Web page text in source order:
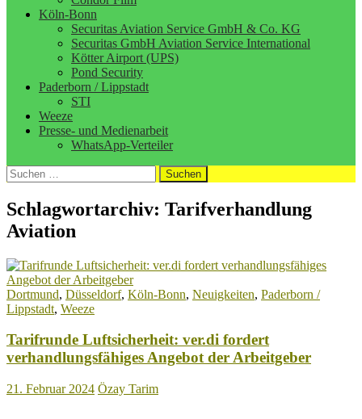
Köln-Bonn
Securitas Aviation Service GmbH & Co. KG
Securitas GmbH Aviation Service International
Kötter Airport (UPS)
Pond Security
Paderborn / Lippstadt
STI
Weeze
Presse- und Medienarbeit
WhatsApp-Verteiler
Suchen
nach:
Schlagwortarchiv: Tarifverhandlung
Aviation
Dortmund, Düsseldorf, Köln-Bonn, Neuigkeiten, Paderborn /
Lippstadt, Weeze
Tarifrunde Luftsicherheit: ver.di fordert
verhandlungsfähiges Angebot der Arbeitgeber
21. Februar 2024 Özay Tarim